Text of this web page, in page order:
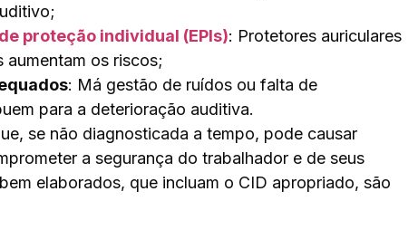
proteção individual (EPIs): Protetores auriculares
aumentam os riscos;
: Má gestão de ruídos ou falta de
para a deterioração auditiva.
se não diagnosticada a tempo, pode causar
a segurança do trabalhador e de seus
elaborados, que incluam o CID apropriado, são